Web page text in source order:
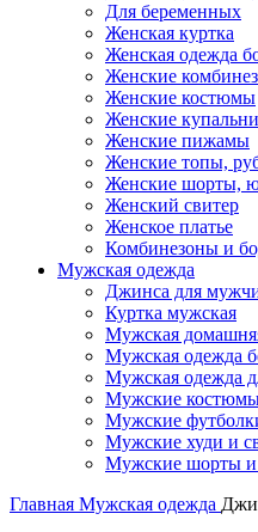
Для беременных
Женская куртка
Женская одежда
Женские
Женские костюмы
Женские
Женские пижамы
Женские топы,
Женские шорты,
Женский свитер
Женское платье
Комбинезоны и
Мужская одежда
Джинса для
Куртка мужская
Мужская
Мужская одежда
Мужская одежда
Мужские
Мужские
Мужские худи и
Мужские шорты
Главная Мужская одежда